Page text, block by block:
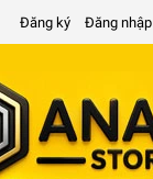
Đăng ký Đăng nhập